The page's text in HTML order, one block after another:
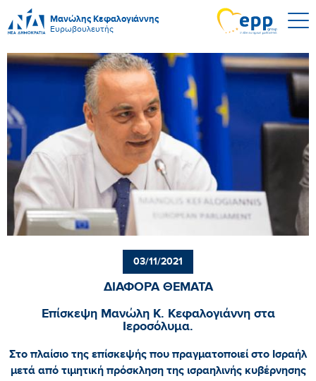
Μανώλης Κεφαλογιάννης
Ευρωβουλευτής
03/11/2021
ΔΙΑΦΟΡΑ ΘΕΜΑΤΑ
Επίσκεψη Μανώλη Κ. Κεφαλογιάννη στα
Ιεροσόλυμα.
Στο πλαίσιο της επίσκεψής που πραγματοποιεί στο Ισραήλ
μετά από τιμητική πρόσκληση της ισραηλινής κυβέρνησης